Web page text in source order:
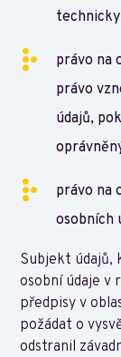
právo na
právo
údajů,
právo na
osobních
Subjekt údajů,
osobní údaje v
předpisy v
požádat o
odstranil